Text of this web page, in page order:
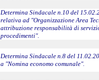
Determina Sindacale n.10 del
relativa ad "Organizzazione Area
attribuzione responsabilità di
procedimenti".
Determina Sindacale n.8 del
a "Nomina economo comunale".